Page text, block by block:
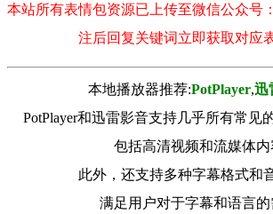
本站所有表情包资源已上传至微信公众号：
注后回复关键词立即获取对应
本地播放器推荐:РotРlayer,迅
PotPlayer和迅雷影音支持几乎所有常见
包括高清视频和流媒体内
此外，还支持多种字幕格式和
满足用户对于字幕和语言